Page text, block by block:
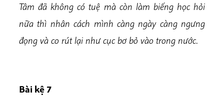
Tâm đã không có tuệ mà còn làm biếng học hỏi
nữa thì nhân cách mình càng ngày càng ngưng
đọng và co rút lại như cục bơ bỏ vào trong nước.
Bài kệ 7